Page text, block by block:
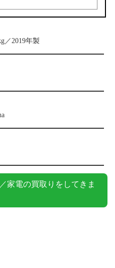
／2019年製
家電の買取りをしてきま